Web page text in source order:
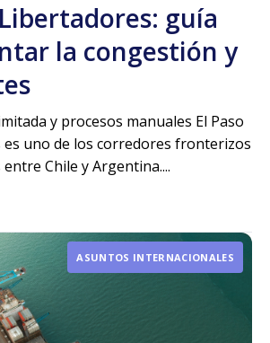
guía
la congestión y
y procesos manuales El Paso
uno de los corredores fronterizos
Chile y Argentina....
ASUNTOS INTERNACIONALES